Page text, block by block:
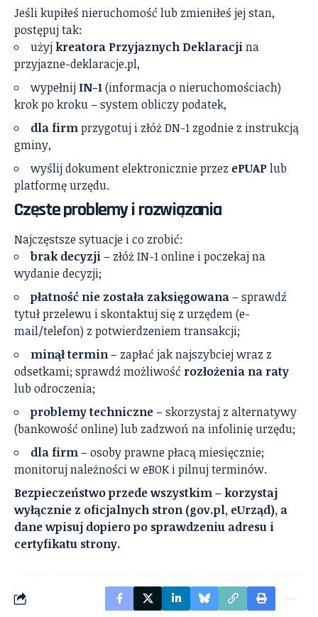
Jeśli kupiłeś nieruchomość lub zmieniłeś jej stan,
postępuj tak:
użyj kreatora Przyjaznych Deklaracjina
przyjazne-deklaracje.pl,
wypełnij IN-1(informacja o nieruchomościach)
krok po kroku – system obliczy podatek,
dla firmprzygotuj i złóż DN-1 zgodnie z instrukcją
gminy,
wyślij dokument elektronicznie przez ePUAPlub
platformę urzędu.
Częste problemy i rozwiązania
Najczęstsze sytuacje i co zrobić:
brak decyzji– złóż IN-1 online i poczekaj na
wydanie decyzji;
płatność nie została zaksięgowana– sprawdź
tytuł przelewu i skontaktuj się z urzędem (e-
mail/telefon) z potwierdzeniem transakcji;
minął termin– zapłać jak najszybciej wraz z
odsetkami; sprawdź możliwość rozłożenia na raty
lub odroczenia;
problemy techniczne– skorzystaj z alternatywy
(bankowość online) lub zadzwoń na infolinię urzędu;
dla firm– osoby prawne płacą miesięcznie;
monitoruj należności w eBOK i pilnuj terminów.
Bezpieczeństwo przede wszystkim – korzystaj
wyłącznie z oficjalnych stron (gov.pl, eUrząd), a
dane wpisuj dopiero po sprawdzeniu adresu i
certyfikatu strony.